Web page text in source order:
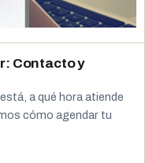
Contacto y
a qué hora atiende
cómo agendar tu